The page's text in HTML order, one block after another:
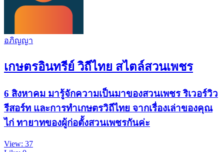
อภิญญา
เกษตรอินทรีย์ วิถีไทย สไตล์สวนเพชร
6 สิงหาคม มารู้จักความเป็นมาของสวนเพชร ริเวอร์วิว
รีสอร์ท และการทำเกษตรวิถีไทย จากเรื่องเล่าของคุณ
ไก่ ทายาทของผู้ก่อตั้งสวนเพชรกันค่ะ
View: 37